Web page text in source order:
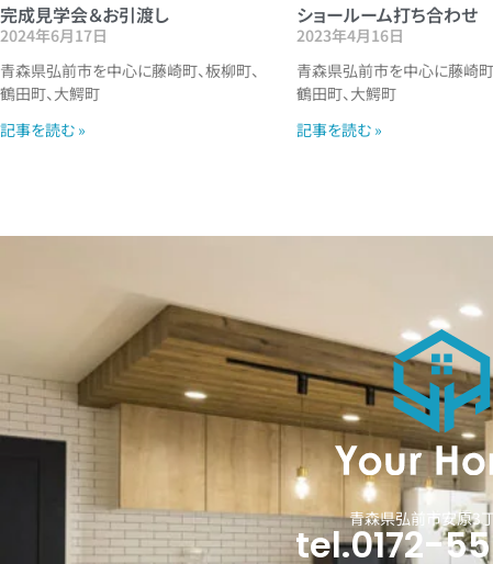
完成見学会＆お引渡し
2024年6月17日
青森県弘前市を中心に藤崎町、板柳町、
鶴田町、大鰐町
記事を読む »
ショールーム打ち合わせ
2023年4月16日
青森県弘前市を中心に藤崎町
鶴田町、大鰐町
記事を読む »
青森県弘前市安原3
tel.0172-